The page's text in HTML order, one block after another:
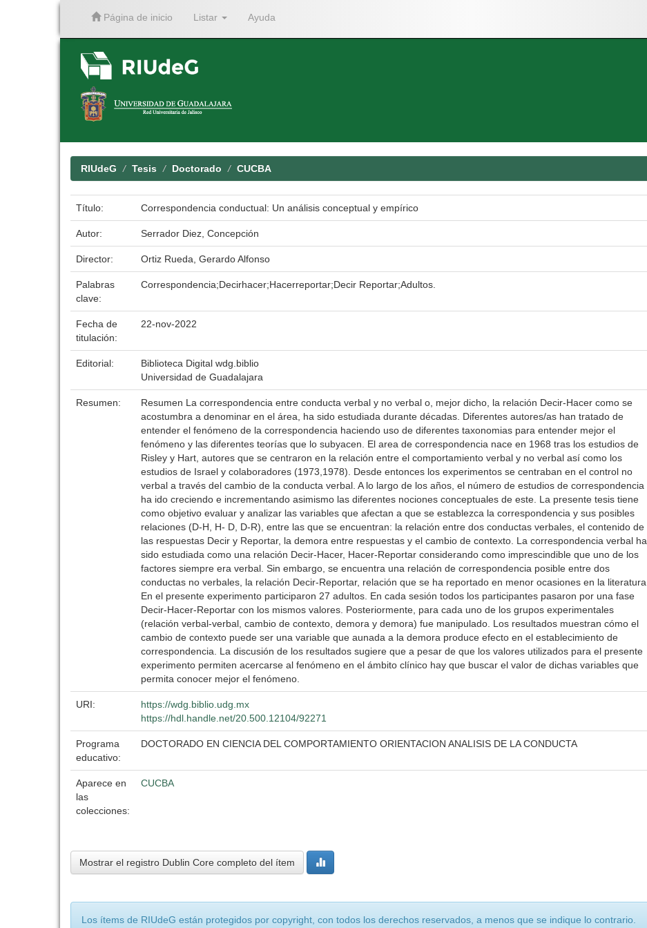
Página de inicio Listar Ayuda
RIUdeG Tesis Doctorado CUCBA
Título: Correspondencia conductual: Un análisis conceptual y empírico
Autor: Serrador Diez, Concepción
Director: Ortiz Rueda, Gerardo Alfonso
Palabras
clave:
Correspondencia;Decirhacer;Hacerreportar;Decir Reportar;Adultos.
Fecha de
titulación:
22-nov-2022
Editorial:
Biblioteca Digital wdg.biblio
Universidad de Guadalajara
Resumen:
Resumen La correspondencia entre conducta verbal y no verbal o, mejor dicho, la relación Decir-Hacer como se
acostumbra a denominar en el área, ha sido estudiada durante décadas. Diferentes autores/as han tratado de
entender el fenómeno de la correspondencia haciendo uso de diferentes taxonomias para entender mejor el
fenómeno y las diferentes teorías que lo subyacen. El area de correspondencia nace en 1968 tras los estudios de
Risley y Hart, autores que se centraron en la relación entre el comportamiento verbal y no verbal así como los
estudios de Israel y colaboradores (1973,1978). Desde entonces los experimentos se centraban en el control no
verbal a través del cambio de la conducta verbal. A lo largo de los años, el número de estudios de correspondencia
ha ido creciendo e incrementando asimismo las diferentes nociones conceptuales de este. La presente tesis tiene
como objetivo evaluar y analizar las variables que afectan a que se establezca la correspondencia y sus posibles
relaciones (D-H, H- D, D-R), entre las que se encuentran: la relación entre dos conductas verbales, el contenido de
las respuestas Decir y Reportar, la demora entre respuestas y el cambio de contexto. La correspondencia verbal ha
sido estudiada como una relación Decir-Hacer, Hacer-Reportar considerando como imprescindible que uno de los
factores siempre era verbal. Sin embargo, se encuentra una relación de correspondencia posible entre dos
conductas no verbales, la relación Decir-Reportar, relación que se ha reportado en menor ocasiones en la literatura.
En el presente experimento participaron 27 adultos. En cada sesión todos los participantes pasaron por una fase
Decir-Hacer-Reportar con los mismos valores. Posteriormente, para cada uno de los grupos experimentales
(relación verbal-verbal, cambio de contexto, demora y demora) fue manipulado. Los resultados muestran cómo el
cambio de contexto puede ser una variable que aunada a la demora produce efecto en el establecimiento de
correspondencia. La discusión de los resultados sugiere que a pesar de que los valores utilizados para el presente
experimento permiten acercarse al fenómeno en el ámbito clínico hay que buscar el valor de dichas variables que
permita conocer mejor el fenómeno.
URI:
https://wdg.biblio.udg.mx
https://hdl.handle.net/20.500.12104/92271
Programa
educativo:
DOCTORADO EN CIENCIA DEL COMPORTAMIENTO ORIENTACION ANALISIS DE LA CONDUCTA
Aparece en
las
colecciones:
CUCBA
Mostrar el registro Dublin Core completo del ítem
Los ítems de RIUdeG están protegidos por copyright, con todos los derechos reservados, a menos que se indique lo contrario.